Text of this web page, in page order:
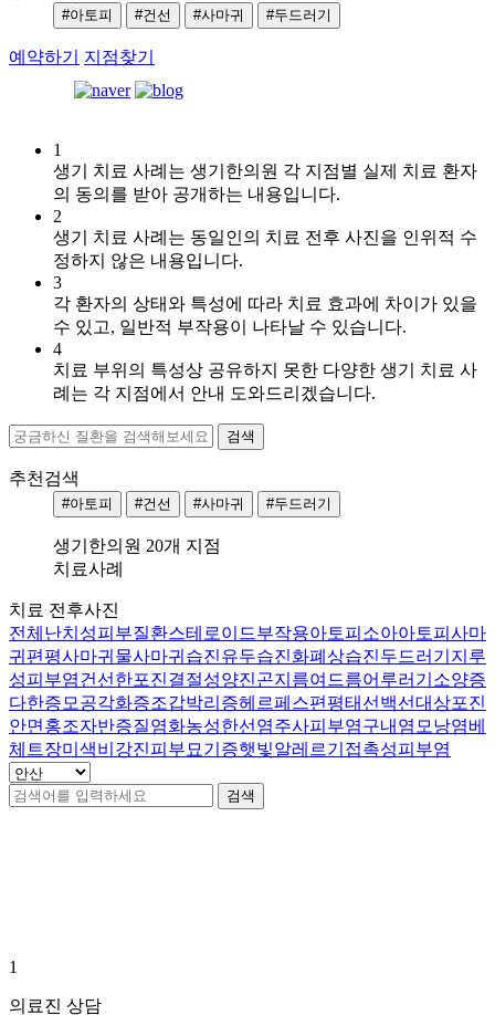
#아토피 #건선 #사마귀 #두드러기
예약하기 지점찾기
에
피
부
아
픕
니
다
답
변
접
수
손
습
1
생기 치료 사례는 생기한의원 각 지점별 실제 치료 환자
의 동의를 받아 공개하는 내용입니다.
2
생기 치료 사례는 동일인의 치료 전후 사진을 인위적 수
정하지 않은 내용입니다.
3
각 환자의 상태와 특성에 따라 치료 효과에 차이가 있을
수 있고, 일반적 부작용이 나타날 수 있습니다.
4
치료 부위의 특성상 공유하지 못한 다양한 생기 치료 사
례는 각 지점에서 안내 도와드리겠습니다.
추천검색
#아토피 #건선 #사마귀 #두드러기
생기한의원 20개 지점
치료사례
치료 전후사진
전체 난치성피부질환스테로이드부작용아토피 소아아토피 사마
귀 편평사마귀 물사마귀 습진유두습진화폐상습진두드러기 지루
성피부염건선 한포진결절성양진곤지름여드름어루러기 소양증
다한증 모공각화증조갑박리증헤르페스편평태선 백선대상포진
안면홍조자반증질염화농성한선염주사피부염구내염 모낭염베
체트장미색비강진피부묘기증햇빛알레르기 접촉성피부염
검색
1
의료진 상담